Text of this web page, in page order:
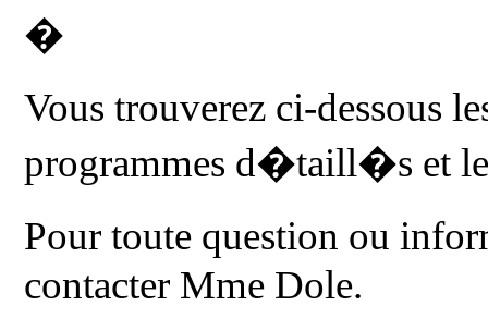
�
Vous trouverez ci-dessous
programmes d�taill�s et
Pour toute question ou
contacter Mme Dole.